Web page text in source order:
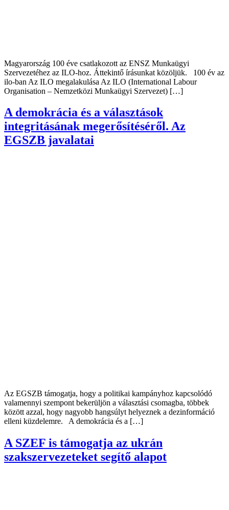
Magyarország 100 éve csatlakozott az ENSZ Munkaügyi
Szervezetéhez az ILO-hoz. Áttekintő írásunkat közöljük. 100 év az
ilo-ban Az ILO megalakulása Az ILO (International Labour
Organisation – Nemzetközi Munkaügyi Szervezet) […]
A demokrácia és a választások
integritásának megerősítéséről. Az
EGSZB javalatai
Az EGSZB támogatja, hogy a politikai kampányhoz kapcsolódó
valamennyi szempont bekerüljön a választási csomagba, többek
között azzal, hogy nagyobb hangsúlyt helyeznek a dezinformáció
elleni küzdelemre. A demokrácia és a […]
A SZEF is támogatja az ukrán
szakszervezeteket segítő alapot